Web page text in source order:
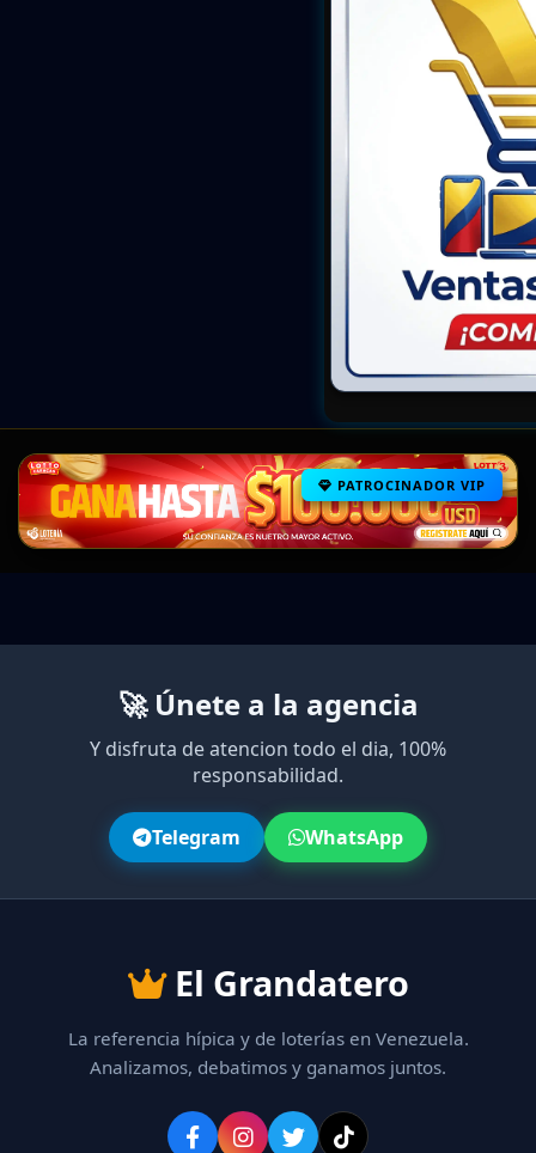
PATROCINADOR VIP
🚀 Únete a la agencia
Y disfruta de atencion todo el dia, 100%
responsabilidad.
Telegram WhatsApp
El Grandatero
La referencia hípica y de loterías en Venezuela.
Analizamos, debatimos y ganamos juntos.